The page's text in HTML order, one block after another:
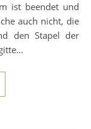
auch nicht, die
den Stapel der